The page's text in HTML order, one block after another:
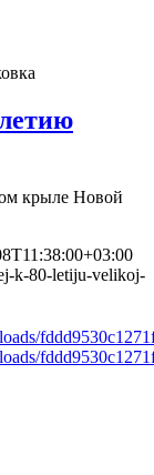
крыле Новой
k-80-letiju-velikoj-